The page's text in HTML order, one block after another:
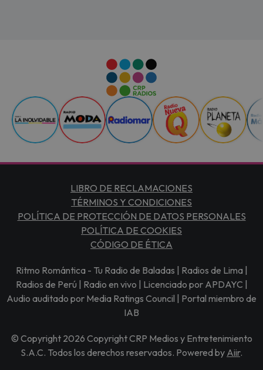
LIBRO DE RECLAMACIONES
TÉRMINOS Y CONDICIONES
POLÍTICA DE PROTECCIÓN DE DATOS PERSONALES
POLÍTICA DE COOKIES
CÓDIGO DE ÉTICA
Ritmo Romántica - Tu Radio de Baladas | Radios de Lima |
Radios de Perú | Radio en vivo | Licenciado por APDAYC |
Audio auditado por Media Ratings Council | Portal miembro de
IAB
© Copyright 2026 Copyright CRP Medios y Entretenimiento
S.A.C. Todos los derechos reservados. Powered by Aiir.